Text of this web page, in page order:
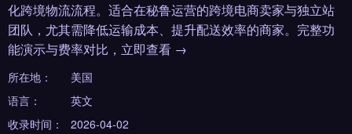
化跨境物流流程。适合在秘鲁运营的跨境电商卖家与独立站
团队，尤其需降低运输成本、提升配送效率的商家。完整功
能演示与费率对比，立即查看 →
所在地：
美国
语言：
英文
收录时间：
2026-04-02